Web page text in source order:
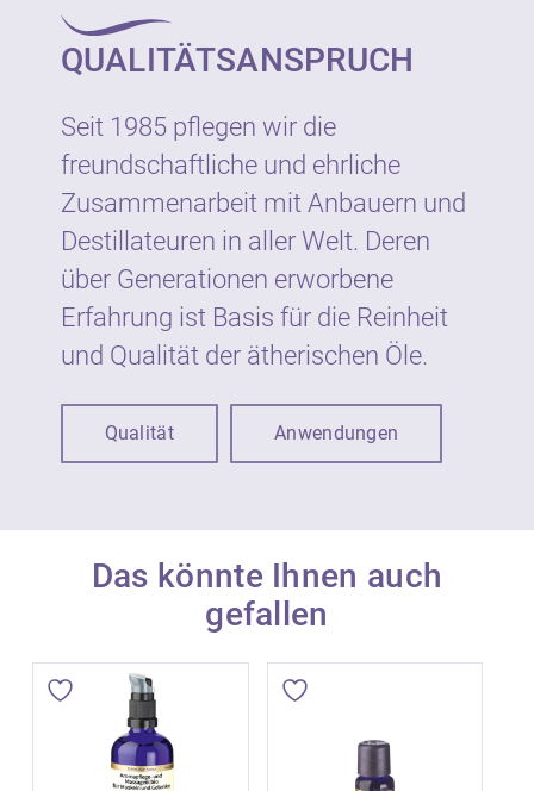
Gewerbegebiet 2, D-82399 Raisting
Tel.: +49 8807 940800
www.neumond.de
QUALITÄTSANSPRUCH
Seit 1985 pflegen wir die
freundschaftliche und ehrliche
Zusammenarbeit mit Anbauern und
Destillateuren in aller Welt. Deren
über Generationen erworbene
Erfahrung ist Basis für die Reinheit
und Qualität der ätherischen Öle.
Qualität Anwendungen
Das könnte Ihnen auch
gefallen